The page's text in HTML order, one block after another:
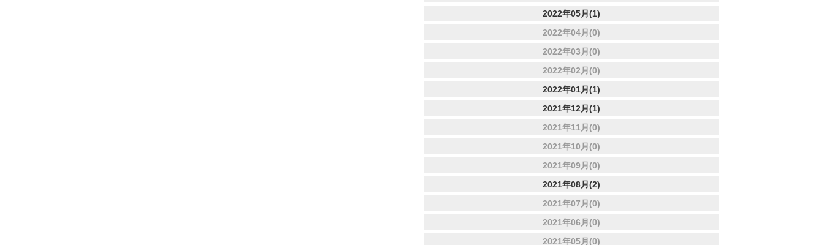
2022年05月(1)
2022年04月(0)
2022年03月(0)
2022年02月(0)
2022年01月(1)
2021年12月(1)
2021年11月(0)
2021年10月(0)
2021年09月(0)
2021年08月(2)
2021年07月(0)
2021年06月(0)
2021年05月(0)